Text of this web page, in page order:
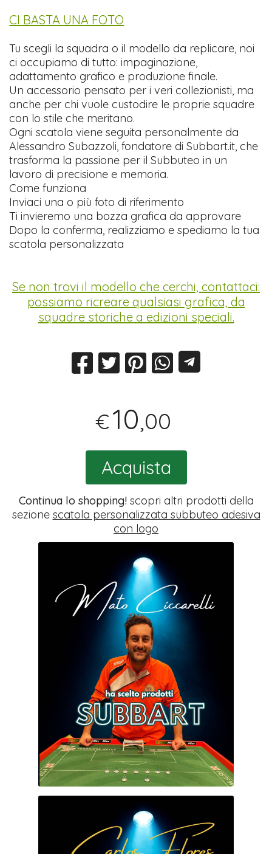
CI BASTA UNA FOTO
Tu scegli la squadra o il modello da replicare, noi
ci occupiamo di tutto: impaginazione,
adattamento grafico e produzione finale.
Un accessorio pensato per i veri collezionisti, ma
anche per chi vuole custodire le proprie squadre
con lo stile che meritano.
Ogni scatola viene seguita personalmente da
Alessandro Subazzoli, fondatore di Subbart.it, che
trasforma la passione per il Subbuteo in un
lavoro di precisione e memoria.
Come funziona
Inviaci una o più foto di riferimento
Ti invieremo una bozza grafica da approvare
Dopo la conferma, realizziamo e spediamo la tua
scatola personalizzata
Se non trovi il modello che cerchi, contattaci:
possiamo ricreare qualsiasi grafica, da
squadre storiche a edizioni speciali.
€10,00
Acquista
Continua lo shopping!scopri altri prodotti della
sezione scatola personalizzata subbuteo adesiva
con logo